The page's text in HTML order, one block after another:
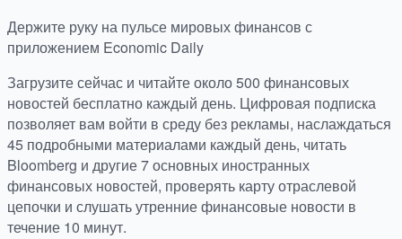
Держите руку на пульсе мировых финансов с
приложением Economic Daily
Загрузите сейчас и читайте около 500 финансовых
новостей бесплатно каждый день. Цифровая подписка
позволяет вам войти в среду без рекламы, наслаждаться
45 подробными материалами каждый день, читать
Bloomberg и другие 7 основных иностранных
финансовых новостей, проверять карту отраслевой
цепочки и слушать утренние финансовые новости в
течение 10 минут.